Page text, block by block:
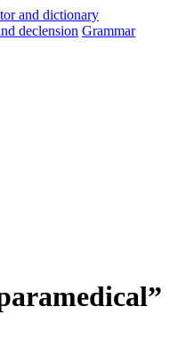
declension Grammar